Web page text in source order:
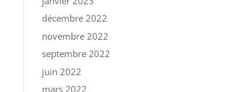
décembre 2022
novembre 2022
septembre 2022
juin 2022
mars 2022